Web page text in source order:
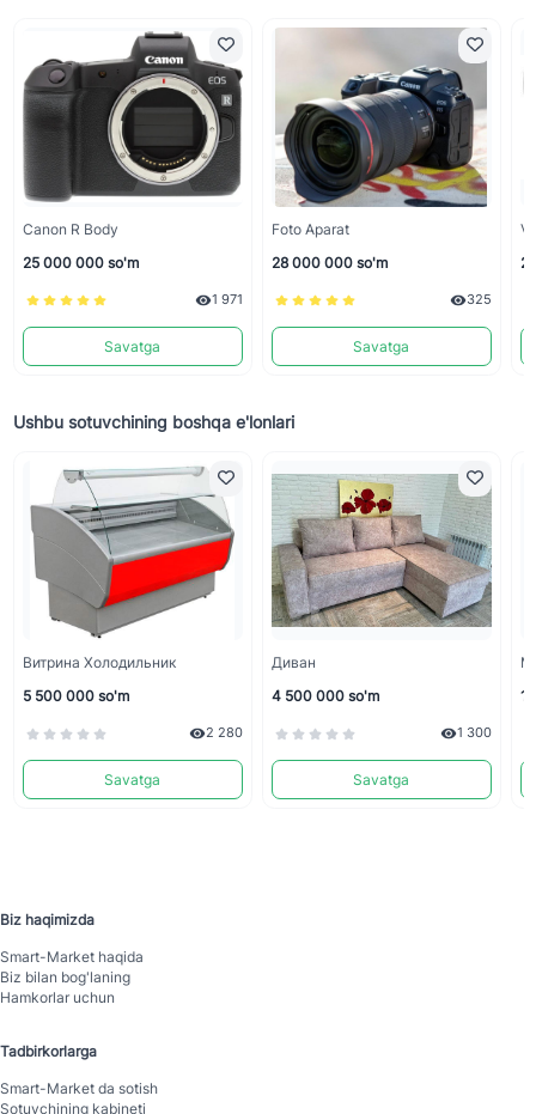
Canon R Body
25 000 000 so'm
1 971
Savatga
Foto Aparat
28 000 000 so'm
325
Savatga
Ushbu sotuvchining boshqa e'lonlari
Витрина Холодильник
5 500 000 so'm
2 280
Savatga
Диван
4 500 000 so'm
1 300
Savatga
1
Biz haqimizda
Smart-Mаrket haqida
Biz bilan bog'laning
Hamkorlar uchun
Tadbirkorlarga
Smart-Mаrket da sotish
Sotuvchining kabineti